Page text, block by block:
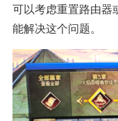
可以考虑重置路由器
能解决这个问题。